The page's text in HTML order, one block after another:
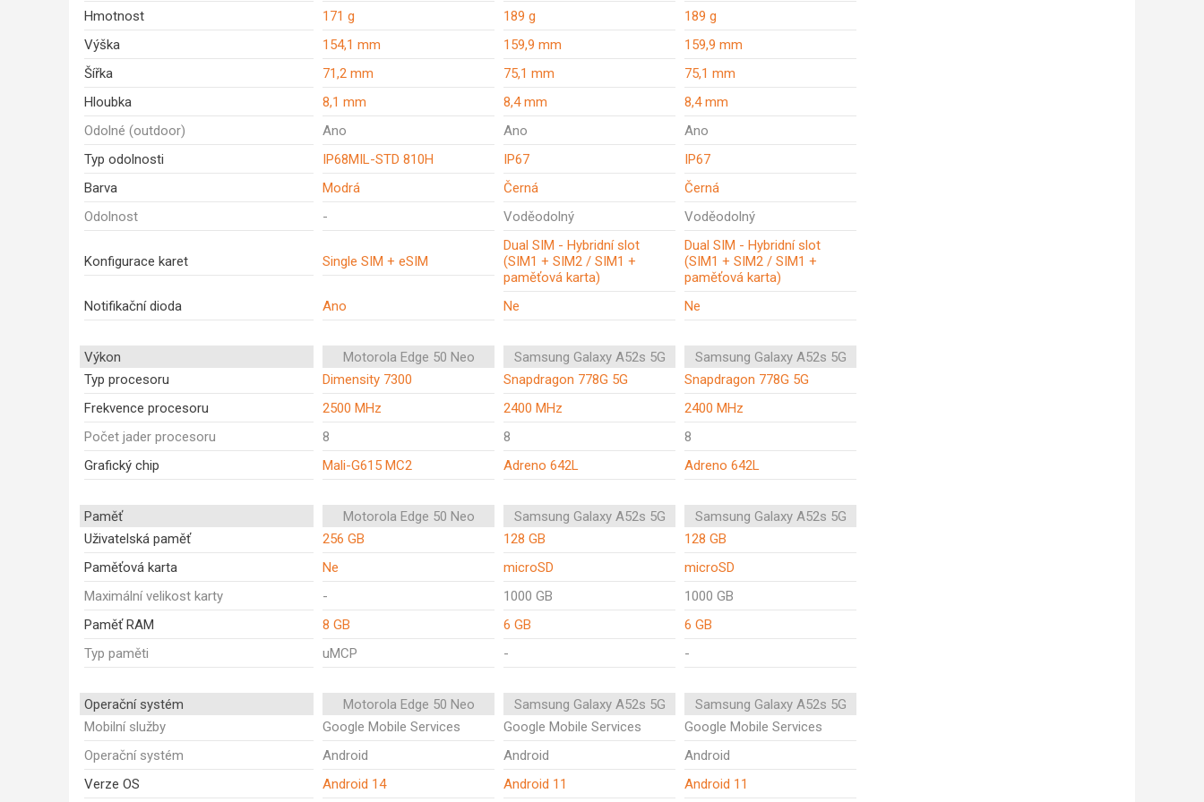
Hmotnost 171 g 189 g
189 g
Výška
154,1 mm 159,9 mm
159,9 mm
Šířka
71,2 mm 75,1 mm
75,1 mm
Hloubka
8,1 mm 8,4 mm
8,4 mm
Odolné (outdoor)
Ano Ano
Ano
Typ odolnosti
IP68MIL-STD 810H IP67
IP67
Barva
Modrá Černá
Černá
Odolnost
- Voděodolný Voděodolný
Konfigurace karet Single SIM + eSIM
Dual SIM - Hybridní slot
(SIM1 + SIM2 / SIM1 +
paměťová karta)
Dual SIM - Hybridní slot
(SIM1 + SIM2 / SIM1 +
paměťová karta)
Notifikační dioda
Ano Ne Ne
Výkon Motorola Edge 50 Neo Samsung Galaxy A52s 5G
Samsung Galaxy A52s 5G
Typ procesoru
Dimensity 7300 Snapdragon 778G 5G
Snapdragon 778G 5G
Frekvence procesoru
2500 MHz 2400 MHz
2400 MHz
Počet jader procesoru
8 8
8
Grafický chip
Mali-G615 MC2 Adreno 642L Adreno 642L
Paměť Motorola Edge 50 Neo Samsung Galaxy A52s 5G
Samsung Galaxy A52s 5G
Uživatelská paměť
256 GB 128 GB
128 GB
Paměťová karta
Ne microSD
microSD
Maximální velikost karty
- 1000 GB
1000 GB
Paměť RAM
8 GB 6 GB
6 GB
Typ paměti
uMCP - -
Operační systém Motorola Edge 50 Neo Samsung Galaxy A52s 5G
Samsung Galaxy A52s 5G
Mobilní služby
Google Mobile Services Google Mobile Services
Google Mobile Services
Operační systém
Android Android
Android
Verze OS
Android 14 Android 11 Android 11